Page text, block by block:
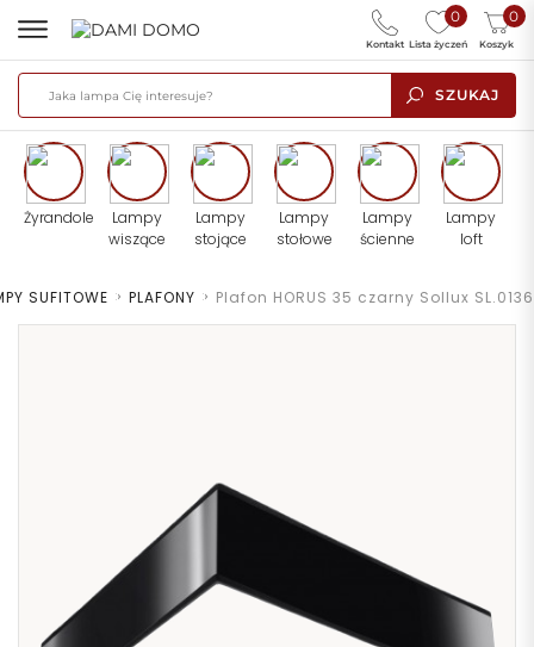
SZUKAJ
0
Lista życzeń
0
Koszyk
Kontakt
Żyrandole
Lampy
wiszące
Lampy
stojące
Lampy
stołowe
Lampy
ścienne
Lampy
loft
SUFITOWE > PLAFONY > Plafon HORUS 35 czarny Sollux SL.0136